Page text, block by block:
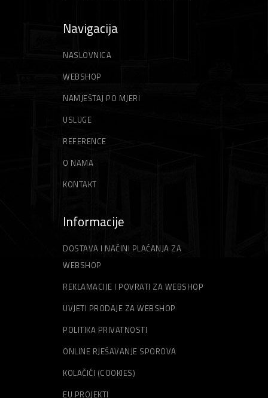
Navigacija
NASLOVNICA
WEBSHOP
NAMJEŠTAJ PO MJERI
USLUGE
REFERENCE
O NAMA
KONTAKT
Informacije
DOSTAVA I NAČINI PLAĆANJA ZA
WEBSHOP
REKLAMACIJE I POVRATI ZA WEBSHOP
UVJETI PRODAJE ZA WEBSHOP
POLITIKA PRIVATNOSTI
ONLINE RJEŠAVANJE SPOROVA
KOLAČIĆI (COOKIES)
EU PROJEKTI